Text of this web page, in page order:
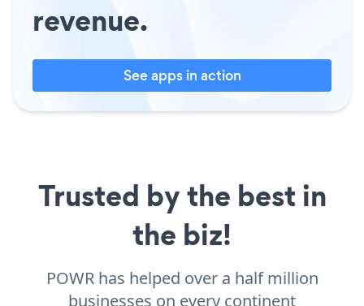
revenue.
See apps in action
Trusted by the best in
the biz!
POWR has helped over a half million
businesses on every continent